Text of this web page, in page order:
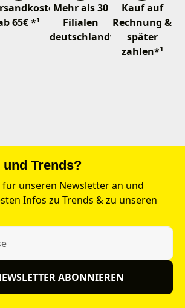
65€ *¹
Mehr als 30
Filialen
deutschlandweit
Kauf auf
Rechnung &
später
zahlen*¹
Trends?
unseren Newsletter an und
Infos zu Trends & zu unseren
ABONNIEREN